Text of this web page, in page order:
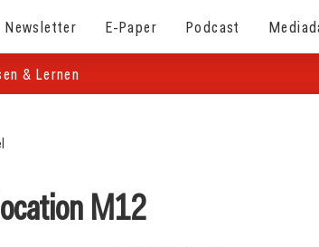
Newsletter E-Paper Podcast
& Lernen
M12